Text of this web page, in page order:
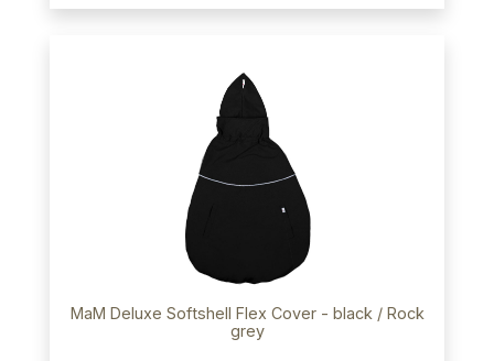
MaM Deluxe Softshell Flex Cover - black / Rock
grey